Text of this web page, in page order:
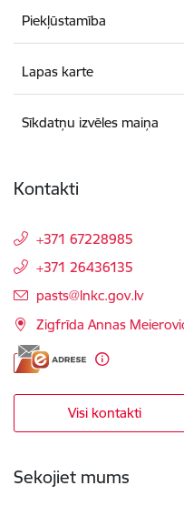
Piekļūstamība
Lapas karte
Sīkdatņu izvēles maiņa
Kontakti
+371 67228985
+371 26436135
E-pasts:
pasts@lnkc.gov.lv
Zigfrīda Annas
Visi kontakti
Sekojiet mums